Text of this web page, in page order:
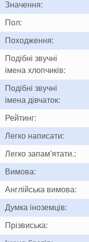
Значення:
Пол:
Походження:
Подібні звучні
імена хлопчиків:
Подібні звучні
імена дівчаток:
Рейтинг:
Легко написати:
Легко запам'ятати.:
Вимова:
Англійська вимова:
Думка іноземців:
Прізвиська: